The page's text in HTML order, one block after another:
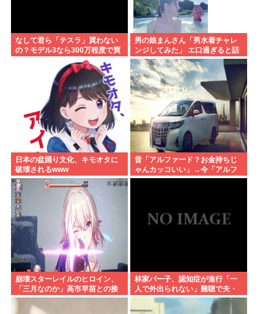
なして君ら「テスラ」買わない
の？モデル3なら300万程度で買
える.コスパ最強車がここにある
男の娘まんさん「男水着チャレ
ンジしてみた」 エ口過ぎると話
題に
日本の盆踊り文化、キモオタに
破壊されるwww
昔「アルファード？お金持ちじ
ゃんカッコいい」→今「アルフ
ァード？中卒DQN専用イキり残
崩壊スターレイルのヒロイン、
「三月なのか」高市早苗との接
点があまりにも多すぎる。もし
かして早苗がモデル？
林家パー子、認知症が進行「一
人で外出られない」難聴で夫・
ペーと「筆談」…自宅全焼から
約1年